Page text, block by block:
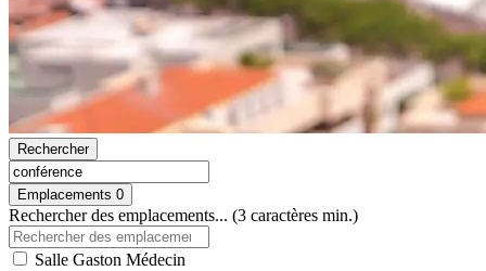
Rechercher
Emplacements 0
Rechercher des emplacements... (3 caractères min.)
Salle Gaston Médecin